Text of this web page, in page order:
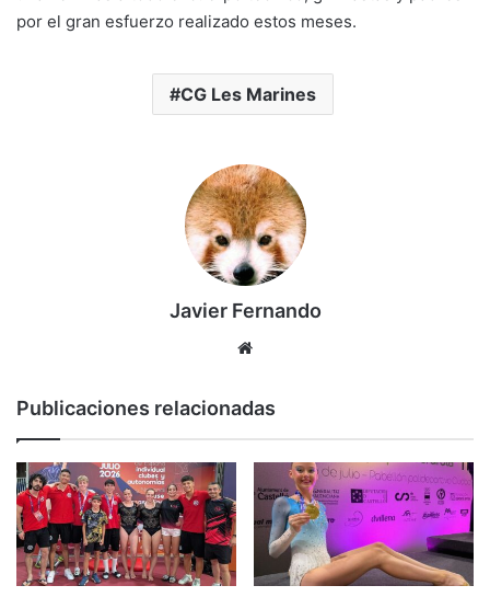
por el gran esfuerzo realizado estos meses.
CG Les Marines
Javier Fernando
we
Publicaciones relacionadas